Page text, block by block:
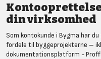
din virksomhed
Som kontokunde i Bygma har
fordele til byggeprojekterne –
dokumentationsplatform -